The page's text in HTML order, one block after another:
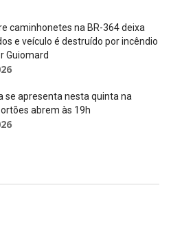
caminhonetes na BR-364 deixa
e veículo é destruído por incêndio
Guiomard
se apresenta nesta quinta na
abrem às 19h